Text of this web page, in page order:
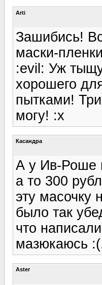
Arti
Зашибись!
маски-
:evil: Уж
хорошего
пытками!
могу! :x
Касандра
А у Ив-Роше
а то 300
эту масочку
было так
что
мазюкаюсь
Aster